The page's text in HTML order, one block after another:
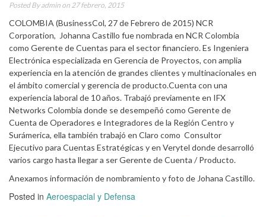
Posted Byadmin on 27 febrero, 2015
COLOMBIA (BusinessCol, 27 de Febrero de 2015) NCR
Corporation, Johanna Castillo fue nombrada en NCR Colombia
como Gerente de Cuentas para el sector financiero. Es Ingeniera
Electrónica especializada en Gerencia de Proyectos, con amplia
experiencia en la atención de grandes clientes y multinacionales en
el ámbito comercial y gerencia de producto.Cuenta con una
experiencia laboral de 10 años. Trabajó previamente en IFX
Networks Colombia donde se desempeñó como Gerente de
Cuenta de Operadores e Integradores de la Región Centro y
Surámerica, ella también trabajó en Claro como Consultor
Ejecutivo para Cuentas Estratégicas y en Verytel donde desarrolló
varios cargo hasta llegar a ser Gerente de Cuenta / Producto.
Anexamos información de nombramiento y foto de Johana Castillo.
Posted in Aeroespacial y Defensa